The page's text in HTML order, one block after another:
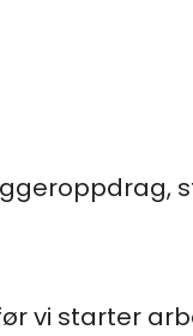
vi starter